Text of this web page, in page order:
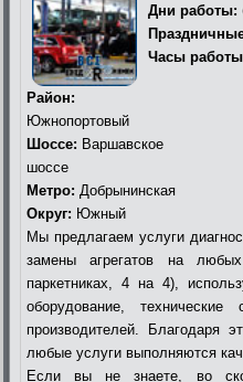
Дни работы:
Часы
Район:
Южнопортовый
Шоссе: Варшавское
шоссе
Метро: Добрынинская
Округ: Южный
Мы предлагаем услуги
замены агрегатов на любых
паркетниках, 4 на 4),
оборудование,
производителей. Благодаря
любые услуги выполняются
Если вы не знаете, во